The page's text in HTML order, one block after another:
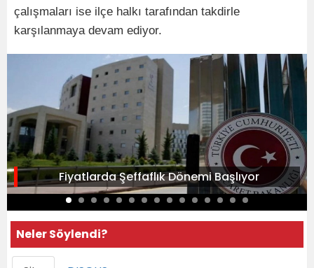
çalışmaları ise ilçe halkı tarafından takdirle
karşılanmaya devam ediyor.
Fiyatlarda Şeffaflık Dönemi Başlıyor
Neler Söylendi?